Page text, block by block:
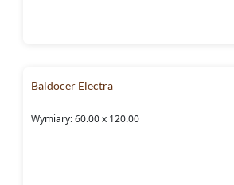
Baldocer Electra
Wymiary: 60.00 x 120.00